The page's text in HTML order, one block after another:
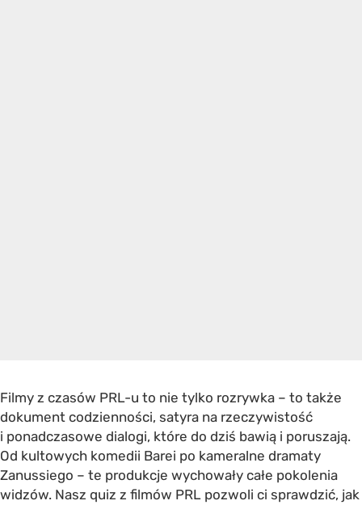
Filmy z czasów PRL-u to nie tylko rozrywka – to także
dokument codzienności, satyra na rzeczywistość
i ponadczasowe dialogi, które do dziś bawią i poruszają.
Od kultowych komedii Barei po kameralne dramaty
Zanussiego – te produkcje wychowały całe pokolenia
widzów. Nasz quiz z filmów PRL pozwoli ci sprawdzić, jak